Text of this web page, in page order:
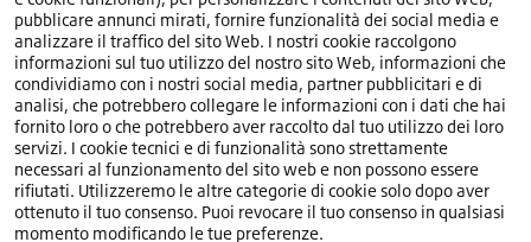
Le nostri sedi EMEA:
Ti trovi nel nostro sito web italiano.Seleziona un
Paese o una lingua diversi.
IT
pubblicare annunci mirati, fornire funzionalità dei social media e
analizzare il traffico del sito Web. I nostri cookie raccolgono
informazioni sul tuo utilizzo del nostro sito Web, informazioni che
condividiamo con i nostri social media, partner pubblicitari e di
analisi, che potrebbero collegare le informazioni con i dati che hai
fornito loro o che potrebbero aver raccolto dal tuo utilizzo dei loro
servizi. I cookie tecnici e di funzionalità sono strettamente
necessari al funzionamento del sito web e non possono essere
rifiutati. Utilizzeremo le altre categorie di cookie solo dopo aver
ottenuto il tuo consenso. Puoi revocare il tuo consenso in qualsiasi
momento modificando le tue preferenze.